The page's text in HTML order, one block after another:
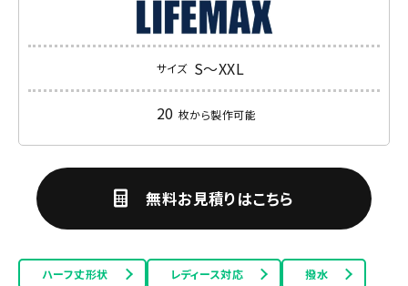
サイズ S～XXL
20 枚から製作可能
無料お見積りはこちら
ハーフ丈形状 レディース対応
撥水